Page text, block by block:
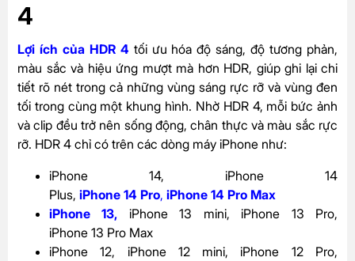
4
Lợi ích của HDR 4 tối ưu hóa độ sáng, độ tương phản,
màu sắc và hiệu ứng mượt mà hơn HDR, giúp ghi lại chi
tiết rõ nét trong cả những vùng sáng rực rỡ và vùng đen
tối trong cùng một khung hình. Nhờ HDR 4, mỗi bức ảnh
và clip đều trở nên sống động, chân thực và màu sắc rực
rỡ. HDR 4 chỉ có trên các dòng máy iPhone như:
iPhone 14, iPhone 14
Plus, iPhone 14 Pro, iPhone 14 Pro Max
iPhone 13,
iPhone 13 mini, iPhone 13 Pro,
iPhone 13 Pro Max
iPhone 12, iPhone 12 mini, iPhone 12 Pro,